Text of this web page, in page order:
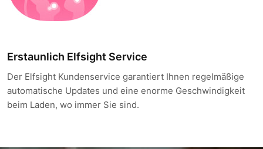
Erstaunlich Elfsight Service
Der Elfsight Kundenservice garantiert Ihnen regelmäßige
automatische Updates und eine enorme Geschwindigkeit
beim Laden, wo immer Sie sind.